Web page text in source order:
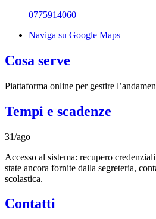
0775914060
Naviga su Google Maps
Cosa serve
Piattaforma online per gestire
Tempi e scadenze
31/ago
Accesso al sistema: recupero
state ancora fornite dalla segreteria,
scolastica.
Contatti